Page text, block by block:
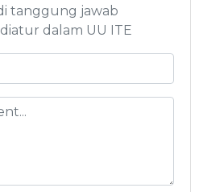
tanggung jawab
dalam UU ITE